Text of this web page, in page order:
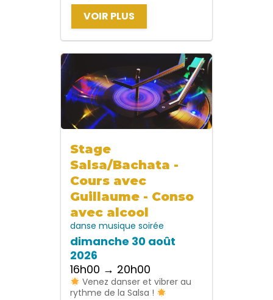
VOIR PLUS
Stage
Salsa/Bachata -
Cours avec
Guillaume - Conso
avec alcool
danse musique soirée
dimanche 30 août
2026
16h00 → 20h00
Venez danser et vibrer au
rythme de la Salsa !